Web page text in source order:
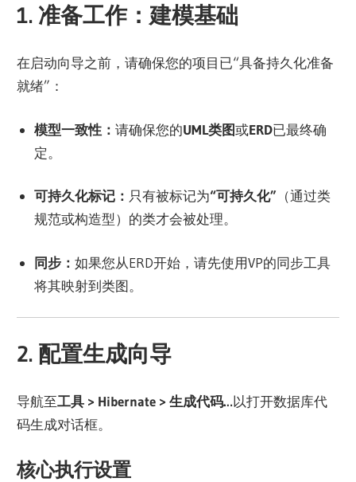
1. 准备工作：建模基础
在启动向导之前，请确保您的项目已“具备持久化准备
就绪”：
模型一致性： 请确保您的UML类图或ERD已最终确
定。
可持久化标记： 只有被标记为“可持久化” （通过类
规范或构造型）的类才会被处理。
同步： 如果您从ERD开始，请先使用VP的同步工具
将其映射到类图。
2. 配置生成向导
导航至工具 > Hibernate > 生成代码…以打开数据库代
码生成对话框。
核心执行设置